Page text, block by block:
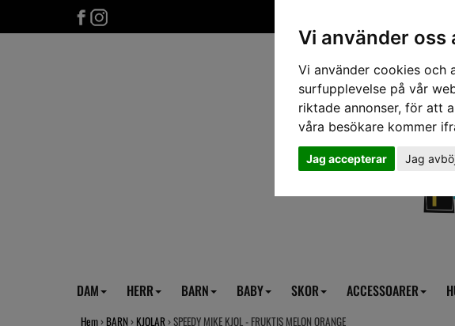
Vi använder oss
Vi använder cookies och
surfupplevelse på vår
riktade annonser, för att
våra besökare kommer
Jag accepterar Jag
DAM HERR BARN BABY SKOR ACCESSOARER
Hem › BARN › KJOLAR › SPEEDY MIKE KJOL - FRUKTIS MELON ORANGE